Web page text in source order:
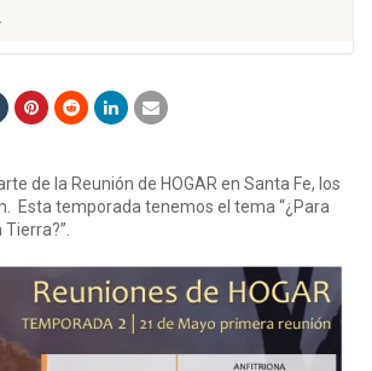
de la Reunión de HOGAR en Santa Fe, los
Esta temporada tenemos el tema “¿Para